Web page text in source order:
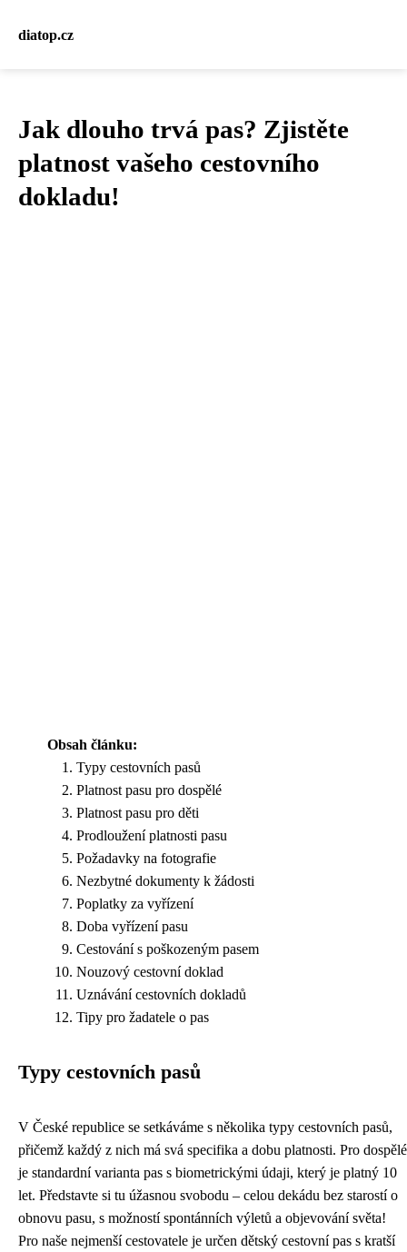
diatop.cz
Jak dlouho trvá pas? Zjistěte
platnost vašeho cestovního
dokladu!
Obsah článku:
Typy cestovních pasů
Platnost pasu pro dospělé
Platnost pasu pro děti
Prodloužení platnosti pasu
Požadavky na fotografie
Nezbytné dokumenty k žádosti
Poplatky za vyřízení
Doba vyřízení pasu
Cestování s poškozeným pasem
Nouzový cestovní doklad
Uznávání cestovních dokladů
Tipy pro žadatele o pas
Typy cestovních pasů
V České republice se setkáváme s několika typy cestovních pasů,
přičemž každý z nich má svá specifika a dobu platnosti. Pro dospělé
je standardní varianta pas s biometrickými údaji, který je platný 10
let. Představte si tu úžasnou svobodu – celou dekádu bez starostí o
obnovu pasu, s možností spontánních výletů a objevování světa!
Pro naše nejmenší cestovatele je určen dětský cestovní pas s kratší